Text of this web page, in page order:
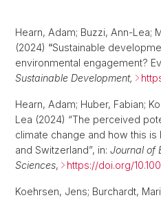
Hearn, Adam; Buzzi, Ann-Lea;
(2024) “Sustainable
environmental engagement?
Sustainable Development,
Hearn, Adam; Huber, Fabian;
Lea (2024) “The perceived
climate change and how this
and Switzerland”, in: Journal of
Sciences, https://doi.org/
Koehrsen, Jens; Burchardt,